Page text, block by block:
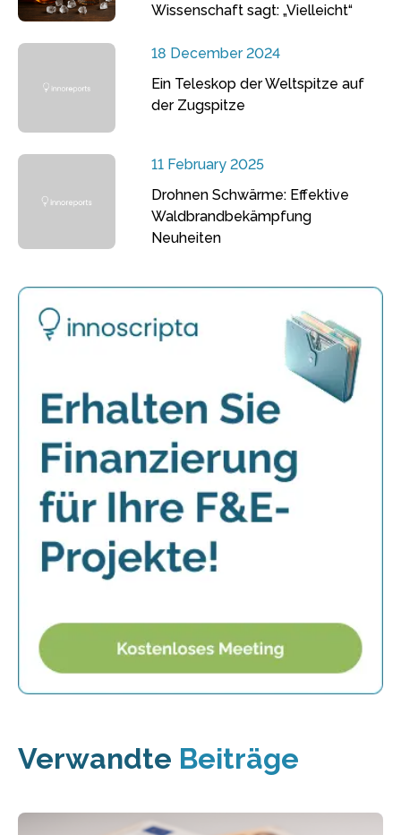
Wissenschaft sagt: „Vielleicht“
18 December 2024
Ein Teleskop der Weltspitze auf
der Zugspitze
11 February 2025
Drohnen Schwärme: Effektive
Waldbrandbekämpfung
Neuheiten
Verwandte Beiträge